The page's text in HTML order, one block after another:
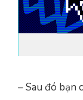
– Sau đó bạn